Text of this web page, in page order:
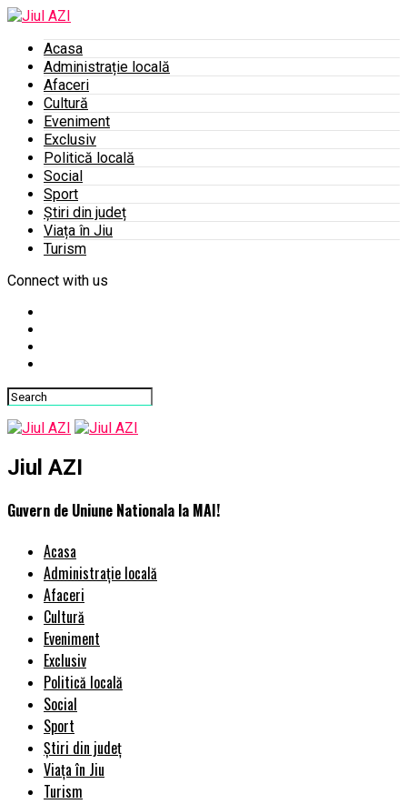
Acasa
Administrație locală
Afaceri
Cultură
Eveniment
Exclusiv
Politică locală
Social
Sport
Știri din județ
Viața în Jiu
Turism
Connect with us
Jiul AZI
Guvern de Uniune Nationala la MAI!
Acasa
Administrație locală
Afaceri
Cultură
Eveniment
Exclusiv
Politică locală
Social
Sport
Știri din județ
Viața în Jiu
Turism